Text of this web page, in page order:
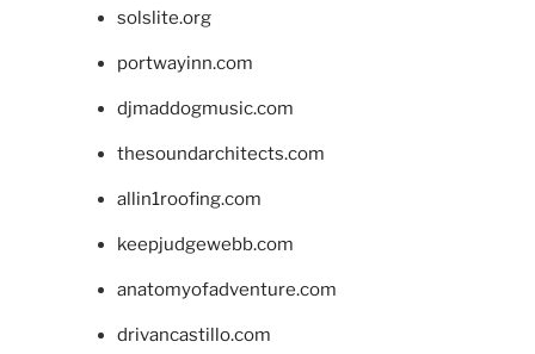
solslite.org
portwayinn.com
djmaddogmusic.com
thesoundarchitects.com
allin1roofing.com
keepjudgewebb.com
anatomyofadventure.com
drivancastillo.com